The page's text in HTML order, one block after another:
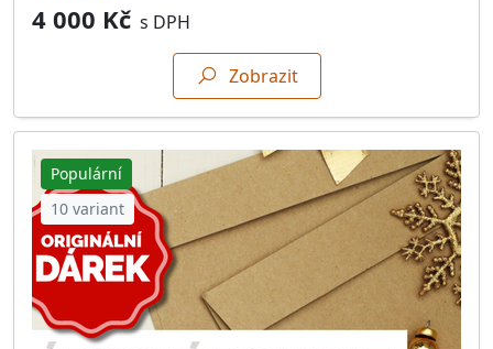
4 000 Kč s DPH
Zobrazit
Populární
10 variant